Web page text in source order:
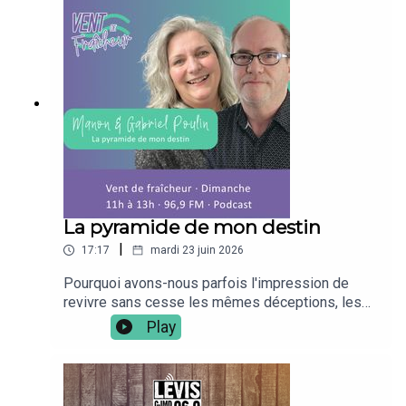
mapoufacehttps://www.facebook.com/ventdefrai
cheur969
La pyramide de mon destin
17:17 | mardi 23 juin 2026
Pourquoi avons-nous parfois l'impression de
revivre sans cesse les mêmes déceptions, les
mêmes conflits ou les mêmes blocages
(financiers, relations,...) ? Dans cet extrait radio
captivant, l'animatrice Manon Poulin s'entretient
avec Gabriel Poulin, auteur du livre Réalité ou
Illusion et père d'une impressionnante famille de
Play